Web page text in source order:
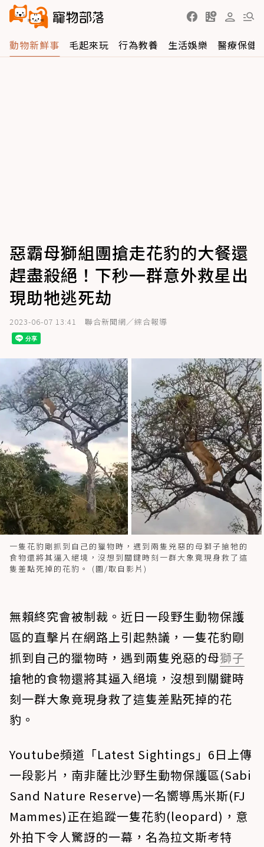
動物新鮮事 毛起來玩 行為教養 生活娛樂 醫療保健
惡霸母獅組團搶走花豹的大餐還
趕盡殺絕！下秒一群意外救星出
現助牠逃死劫
2023-06-07 13:41 聯合新聞網／綜合報導
一隻花豹剛抓到自己的獵物時，遇到兩隻兇惡的母獅子搶牠的
食物還將其逼入絕境，沒想到關鍵時刻一群大象竟現身救了這
隻差點死掉的花豹。 (圖/取自影片)
無賴終究會被制裁。近日一段野生動物保護
區的直擊片在網路上引起熱議，一隻花豹剛
抓到自己的獵物時，遇到兩隻兇惡的母獅子
搶牠的食物還將其逼入絕境，沒想到關鍵時
刻一群大象竟現身救了這隻差點死掉的花
豹。
Youtube頻道「Latest Sightings」6日上傳
一段影片，南非薩比沙野生動物保護區(Sabi
Sand Nature Reserve)一名嚮導馬米斯(FJ
Mammes)正在追蹤一隻花豹(leopard)，意
外拍下令人驚訝的一幕，名為拉文斯考特